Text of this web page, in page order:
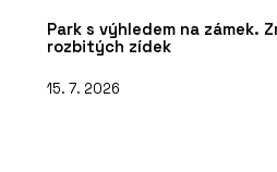
Park s výhledem na zámek.
rozbitých zídek
15. 7. 2026